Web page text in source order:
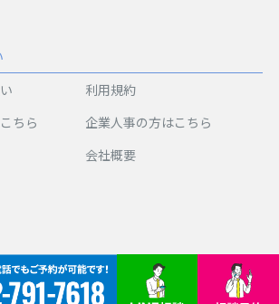
利用規約
ちら
企業人事の方はこちら
会社概要
© Plusem Co., Ltd. All Rights Reserved.